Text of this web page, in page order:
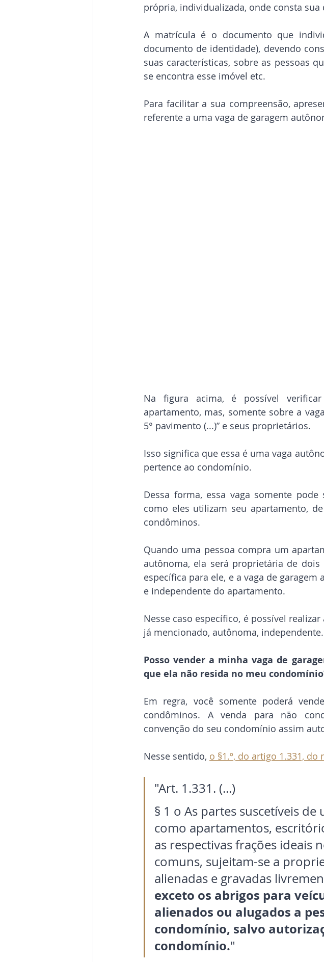
própria, individualizada, onde consta sua
A matrícula é o documento que
documento de identidade), devendo
suas características, sobre as pessoas
se encontra esse imóvel etc.
Para facilitar a sua compreensão,
referente a uma vaga de garagem
Na figura acima, é possível
apartamento, mas, somente sobre a
5° pavimento (...)” e seus proprietários.
Isso significa que essa é uma vaga
pertence ao condomínio.
Dessa forma, essa vaga somente
como eles utilizam seu apartamento,
condôminos.
Quando uma pessoa compra um
autônoma, ela será proprietária de
específica para ele, e a vaga de
e independente do apartamento.
Nesse caso específico, é possível
já mencionado, autônoma, independente.
Posso vender a minha vaga de
que ela não resida no meu
Em regra, você somente poderá
condôminos. A venda para não
convenção do seu condomínio assim
Nesse sentido, o §1.º, do artigo 1.331, do
"Art. 1.331. (...)
§ 1 o As partes suscetíveis
como apartamentos,
as respectivas frações ideais
comuns, sujeitam-se a
alienadas e gravadas
exceto os abrigos para
alienados ou alugados a
condomínio, salvo
condomínio."